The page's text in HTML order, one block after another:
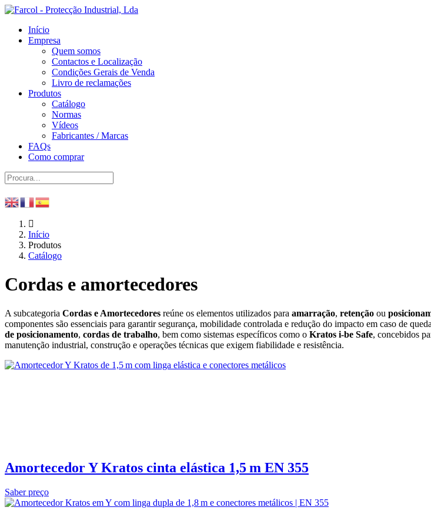
Início
Empresa
Quem somos
Contactos e Localização
Condições Gerais de Venda
Livro de reclamações
Produtos
Catálogo
Normas
Vídeos
Fabricantes / Marcas
FAQs
Como comprar
Início
Produtos
Catálogo
Cordas e amortecedores
A subcategoria Cordas e Amortecedores reúne os elementos utilizados para amarração, retenção ou
componentes são essenciais para garantir segurança, mobilidade controlada e redução do impacto em caso de
de posicionamento, cordas de trabalho, bem como sistemas específicos como o Kratos i‑be Safe, concebidos
manutenção industrial, construção e operações técnicas que exigem fiabilidade e resistência.
Amortecedor Y Kratos cinta elástica 1,5 m EN 355
Saber preço